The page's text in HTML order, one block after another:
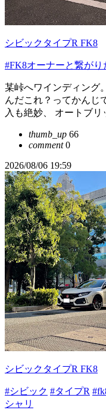
シビックタイプR FK8
#FK8オーナーと繋がり
某峠へワインディング
んだこれ？ってかんじ
入も絶妙、 オートブ
thumb_up 66
comment0
2026/08/06 19:59
シビックタイプR FK8
#シビック #タイプR
シャリ